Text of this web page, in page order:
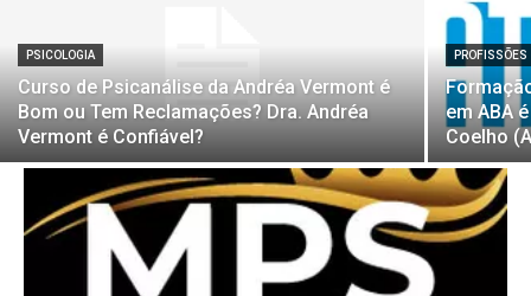
PSICOLOGIA
Curso de Psicanálise da Andréa Vermont é
Bom ou Tem Reclamações? Dra. Andréa
Vermont é Confiável?
PROFISSÕES
em ABA
Coelho